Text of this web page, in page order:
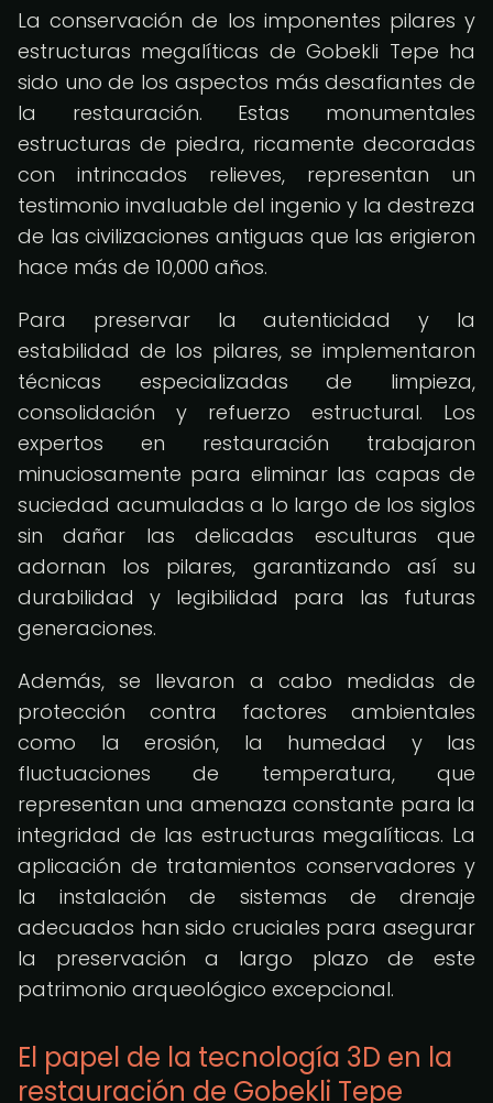
La conservación de los imponentes pilares y
estructuras megalíticas de Gobekli Tepe ha
sido uno de los aspectos más desafiantes de
la restauración. Estas monumentales
estructuras de piedra, ricamente decoradas
con intrincados relieves, representan un
testimonio invaluable del ingenio y la destreza
de las civilizaciones antiguas que las erigieron
hace más de 10,000 años.
Para preservar la autenticidad y la
estabilidad de los pilares, se implementaron
técnicas especializadas de limpieza,
consolidación y refuerzo estructural. Los
expertos en restauración trabajaron
minuciosamente para eliminar las capas de
suciedad acumuladas a lo largo de los siglos
sin dañar las delicadas esculturas que
adornan los pilares, garantizando así su
durabilidad y legibilidad para las futuras
generaciones.
Además, se llevaron a cabo medidas de
protección contra factores ambientales
como la erosión, la humedad y las
fluctuaciones de temperatura, que
representan una amenaza constante para la
integridad de las estructuras megalíticas. La
aplicación de tratamientos conservadores y
la instalación de sistemas de drenaje
adecuados han sido cruciales para asegurar
la preservación a largo plazo de este
patrimonio arqueológico excepcional.
El papel de la tecnología 3D en la
restauración de Gobekli Tepe